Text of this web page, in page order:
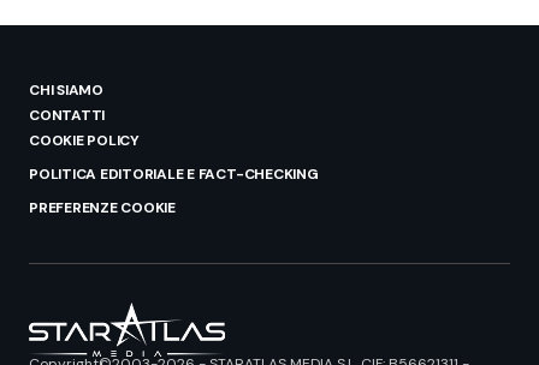
CHI SIAMO
CONTATTI
COOKIE POLICY
POLITICA EDITORIALE E FACT-CHECKING
PREFERENZE COOKIE